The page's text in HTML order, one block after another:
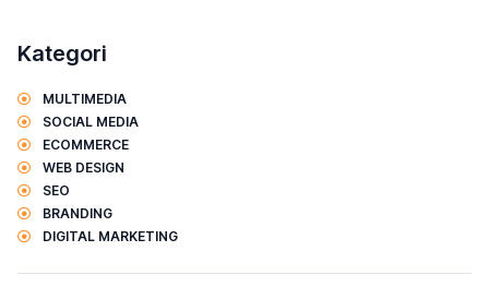
Kategori
MULTIMEDIA
SOCIAL MEDIA
ECOMMERCE
WEB DESIGN
SEO
BRANDING
DIGITAL MARKETING